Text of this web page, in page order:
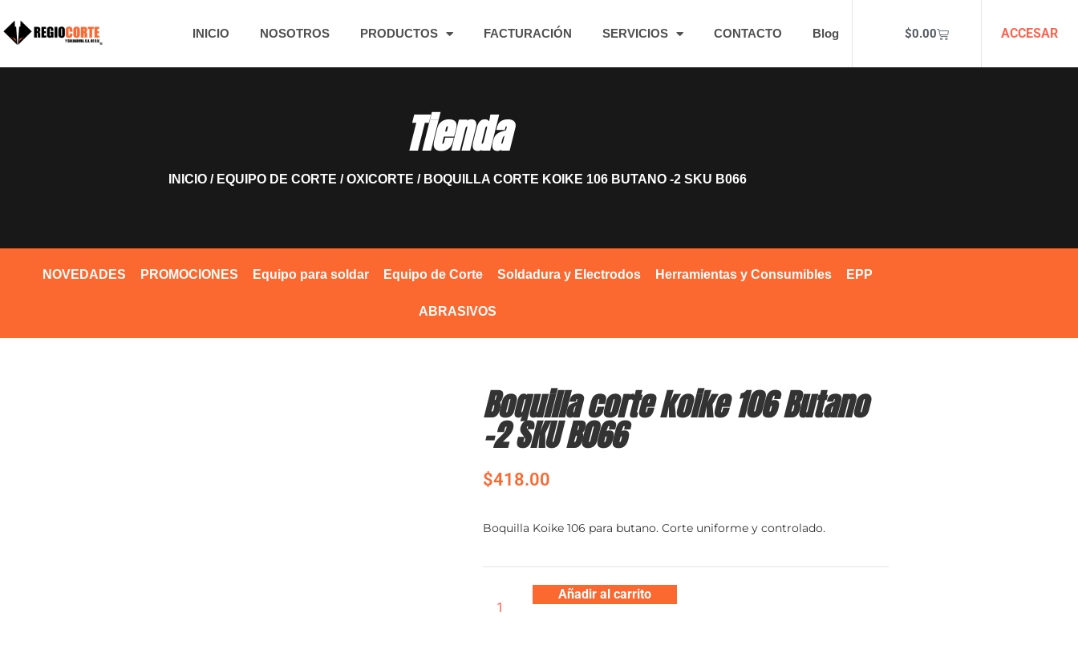
INICIO NOSOTROS PRODUCTOS FACTURACIÓN SERVICIOS CONTACTO Blog $0.00 ACCESAR
Tienda
INICIO/ EQUIPO DE CORTE /OXICORTE / BOQUILLA CORTE KOIKE 106 BUTANO -2 SKU B066
NOVEDADES PROMOCIONES Equipo para soldar Equipo de Corte Soldadura y Electrodos Herramientas y Consumibles EPP
ABRASIVOS
Boquilla corte koike 106 Butano
-2 SKU B066
$418.00
Boquilla Koike 106 para butano. Corte uniforme y controlado.
Añadir al carrito